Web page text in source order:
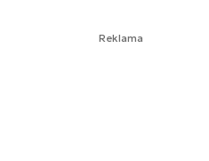
Reklama